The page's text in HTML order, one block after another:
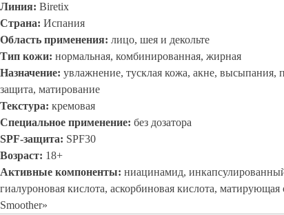
Линия: Biretix
Страна: Испания
Область применения: лицо, шея и декольте
Тип кожи: нормальная, комбинированная, жирная
Назначение: увлажнение, тусклая кожа, акне, высыпания,
защита, матирование
Текстура: кремовая
Специальное применение: без дозатора
SPF-защита: SPF30
Возраст: 18+
Активные компоненты: ниацинамид,
гиалуроновая кислота, аскорбиновая кислота, матирующая
Smoother»